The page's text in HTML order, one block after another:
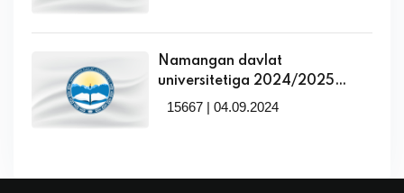
Namangan davlat
universitetiga 2024/2025
o‘quv yilida talabalikka tavsiya
15667 | 04.09.2024